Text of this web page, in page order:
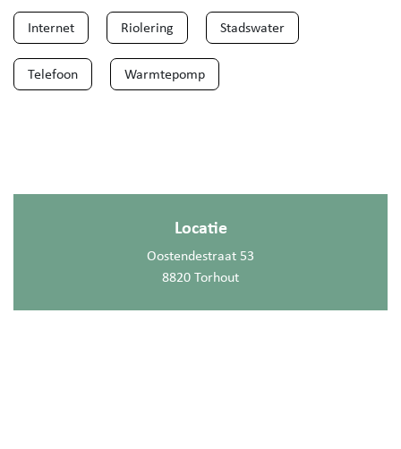
Internet Riolering Stadswater
Telefoon Warmtepomp
Locatie
Oostendestraat 53
8820 Torhout